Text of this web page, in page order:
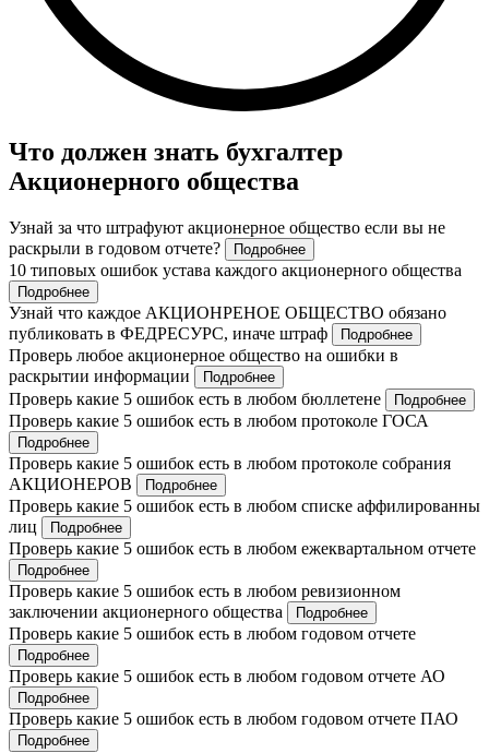
Что должен знать бухгалтер
Акционерного общества
Узнай за что штрафуют акционерное общество если вы не
раскрыли в годовом отчете?
Подробнее
10 типовых ошибок устава каждого акционерного общества
Подробнее
Узнай что каждое АКЦИОНРЕНОЕ ОБЩЕСТВО обязано
публиковать в ФЕДРЕСУРС, иначе штраф
Подробнее
Проверь любое акционерное общество на ошибки в
раскрытии информации
Подробнее
Проверь какие 5 ошибок есть в любом бюллетене Подробнее
Проверь какие 5 ошибок есть в любом протоколе ГОСА
Подробнее
Проверь какие 5 ошибок есть в любом протоколе собрания
АКЦИОНЕРОВ
Подробнее
Проверь какие 5 ошибок есть в любом списке аффилированны
лиц
Подробнее
Проверь какие 5 ошибок есть в любом ежеквартальном отчете
Подробнее
Проверь какие 5 ошибок есть в любом ревизионном
заключении акционерного общества
Подробнее
Проверь какие 5 ошибок есть в любом годовом отчете
Подробнее
Проверь какие 5 ошибок есть в любом годовом отчете АО
Подробнее
Проверь какие 5 ошибок есть в любом годовом отчете ПАО
Подробнее